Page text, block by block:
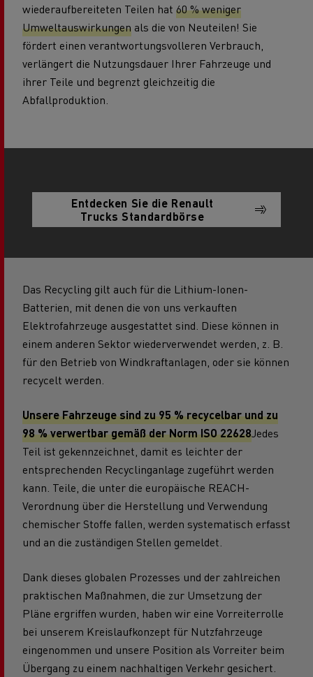
wiederaufbereiteten Teilen hat 60 % weniger
Umweltauswirkungen als die von Neuteilen! Sie
fördert einen verantwortungsvolleren Verbrauch,
verlängert die Nutzungsdauer Ihrer Fahrzeuge und
ihrer Teile und begrenzt gleichzeitig die
Abfallproduktion.
Entdecken Sie die Renault
Trucks Standardbörse
Das Recycling gilt auch für die Lithium-Ionen-
Batterien, mit denen die von uns verkauften
Elektrofahrzeuge ausgestattet sind. Diese können in
einem anderen Sektor wiederverwendet werden, z. B.
für den Betrieb von Windkraftanlagen, oder sie können
recycelt werden.
Unsere Fahrzeuge sind zu 95 % recycelbar und zu
98 % verwertbar gemäß der Norm ISO 22628Jedes
Teil ist gekennzeichnet, damit es leichter der
entsprechenden Recyclinganlage zugeführt werden
kann. Teile, die unter die europäische REACH-
Verordnung über die Herstellung und Verwendung
chemischer Stoffe fallen, werden systematisch erfasst
und an die zuständigen Stellen gemeldet.
Dank dieses globalen Prozesses und der zahlreichen
praktischen Maßnahmen, die zur Umsetzung der
Pläne ergriffen wurden, haben wir eine Vorreiterrolle
bei unserem Kreislaufkonzept für Nutzfahrzeuge
eingenommen und unsere Position als Vorreiter beim
Übergang zu einem nachhaltigen Verkehr gesichert.